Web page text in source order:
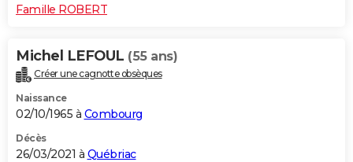
Famille ROBERT
Michel LEFOUL (55 ans)
Créer une cagnotte obsèques
Naissance
02/10/1965 à Combourg
Décès
26/03/2021 à Québriac